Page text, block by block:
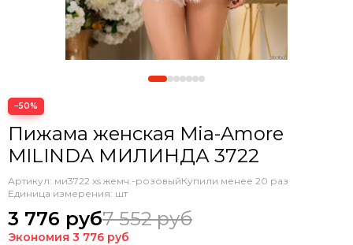
−50%
Пижама женская Mia-Amore
MILINDA МИЛИНДА 3722
Артикул: ми3722 xs жемч.-розовыйКупили менее 20 раз
Единица измерения: шт
3 776 руб7 552 руб
Экономия 3 776 руб